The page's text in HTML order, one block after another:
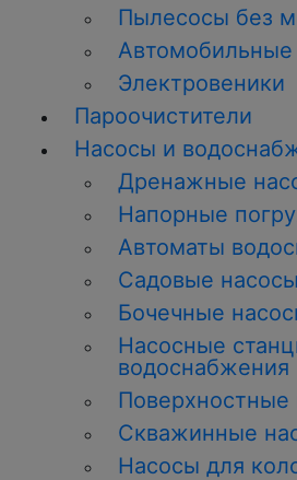
Пылесосы без
Электровеники
Пароочистители
Насосы и
Дренажные
Напорные
Автоматы
Садовые насосы
Бочечные
Насосные
водоснабжения
Поверхностные
Скважинные
Насосы для